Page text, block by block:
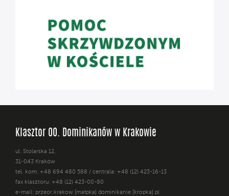
Klasztor OO. Dominikanów w Krakowie
ul. Stolarska 12,
31-043 Kraków
tel. kom. +48 694 480 588 / centrala: +48 (12) 423-16-13
fax klasztoru: +48 (12) 423-00-80
e-mail: przeor.krakow [małpka] dominikanie [kropka] pl